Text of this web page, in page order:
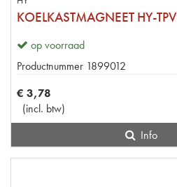
KOELKASTMAGNEET HY-TPV
op voorraad
Productnummer 1899012
€ 3,78
(incl. btw)
Info